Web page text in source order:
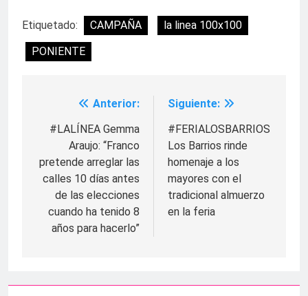
Etiquetado: CAMPAÑA
la linea 100x100
PONIENTE
Navegación
de
entradas
Anterior:
#LALÍNEA Gemma
Araujo: “Franco
pretende arreglar las
calles 10 días antes
de las elecciones
cuando ha tenido 8
años para hacerlo”
Siguiente:
#FERIALOSBARRIOS
Los Barrios rinde
homenaje a los
mayores con el
tradicional almuerzo
en la feria